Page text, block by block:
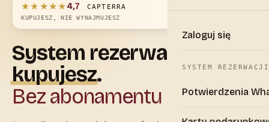
Zaloguj się
SYSTEM REZERWACJI
Potwierdzenia
★★★★★4,7 CAPTERRA
KUPUJESZ, NIE WYNAJMUJESZ
System rezerwacji,
kupujesz.
Bez abonamentu